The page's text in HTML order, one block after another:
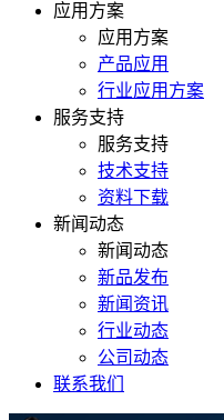
应用方案
应用方案
产品应用
行业应用方案
服务支持
服务支持
技术支持
资料下载
新闻动态
新闻动态
新品发布
新闻资讯
行业动态
公司动态
联系我们